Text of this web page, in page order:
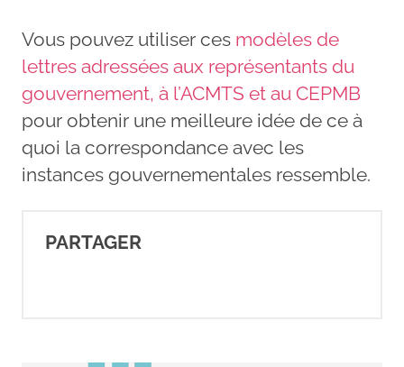
Vous pouvez utiliser ces modèles de
lettres adressées aux représentants du
gouvernement, à l’ACMTS et au CEPMB
pour obtenir une meilleure idée de ce à
quoi la correspondance avec les
instances gouvernementales ressemble.
PARTAGER